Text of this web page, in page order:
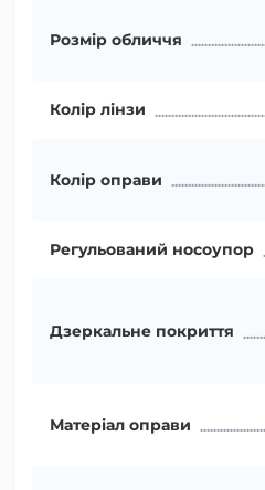
Розмір обличчя
Колір лінзи
Колір оправи
Регульований носоупор
Дзеркальне покриття
Матеріал оправи